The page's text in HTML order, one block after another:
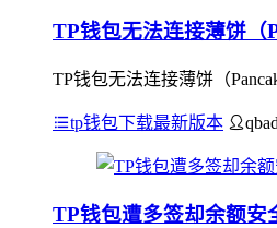
TP钱包无法连接薄饼（
TP钱包无法连接薄饼（
tp钱包下载最新版本
TP钱包遭多签却余额安